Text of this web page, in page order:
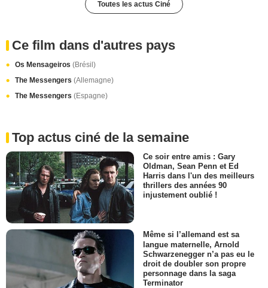
Toutes les actus Ciné
Ce film dans d'autres pays
Os Mensageiros (Brésil)
The Messengers (Allemagne)
The Messengers (Espagne)
Top actus ciné de la semaine
Ce soir entre amis : Gary
Oldman, Sean Penn et Ed
Harris dans l'un des meilleurs
thrillers des années 90
injustement oublié !
Même si l’allemand est sa
langue maternelle, Arnold
Schwarzenegger n’a pas eu le
droit de doubler son propre
personnage dans la saga
Terminator